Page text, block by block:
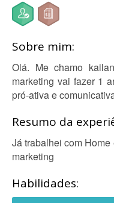
Sobre mim:
Olá. Me chamo
marketing vai fazer 1
pró-ativa e
Resumo da
Já trabalhei com
marketing
Habilidades: